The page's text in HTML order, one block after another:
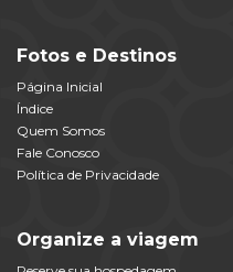
Fotos e Destinos
Página Inicial
Índice
Quem Somos
Fale Conosco
Política de Privacidade
Organize a viagem